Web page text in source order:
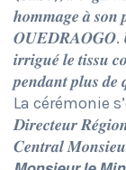
𝒉𝒐𝒎𝒎𝒂𝒈𝒆 𝒂̀ 𝒔𝒐𝒏
𝑶𝑼𝑬𝑫𝑹𝑨𝑶𝑮𝑶. 𝑼𝒏𝒆
𝒊𝒓𝒓𝒊𝒈𝒖𝒆́ 𝒍𝒆
𝒑𝒆𝒏𝒅𝒂𝒏𝒕 𝒑𝒍𝒖𝒔 𝒅𝒆
La cérémonie
𝑫𝒊𝒓𝒆𝒄𝒕𝒆𝒖𝒓
𝑪𝒆𝒏𝒕𝒓𝒂𝒍